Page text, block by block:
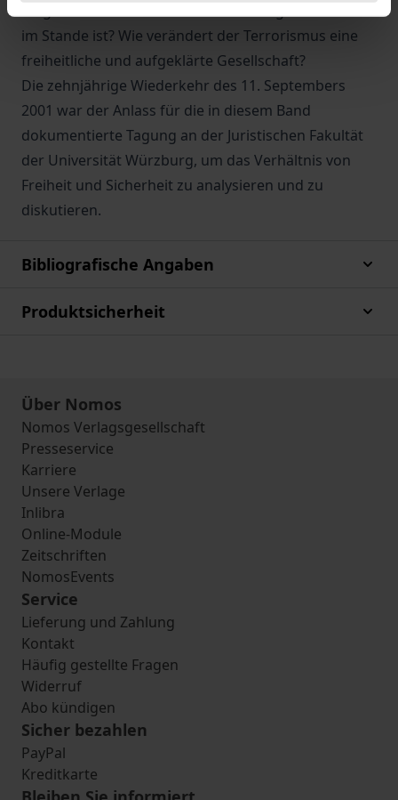
im Stande ist? Wie verändert der Terrorismus eine
freiheitliche und aufgeklärte Gesellschaft?
Die zehnjährige Wiederkehr des 11. Septembers
2001 war der Anlass für die in diesem Band
dokumentierte Tagung an der Juristischen Fakultät
der Universität Würzburg, um das Verhältnis von
Freiheit und Sicherheit zu analysieren und zu
diskutieren.
Bibliografische Angaben
Produktsicherheit
Über Nomos
Nomos Verlagsgesellschaft
Presseservice
Karriere
Unsere Verlage
Inlibra
Online-Module
Zeitschriften
NomosEvents
Service
Lieferung und Zahlung
Kontakt
Häufig gestellte Fragen
Widerruf
Abo kündigen
Sicher bezahlen
PayPal
Kreditkarte